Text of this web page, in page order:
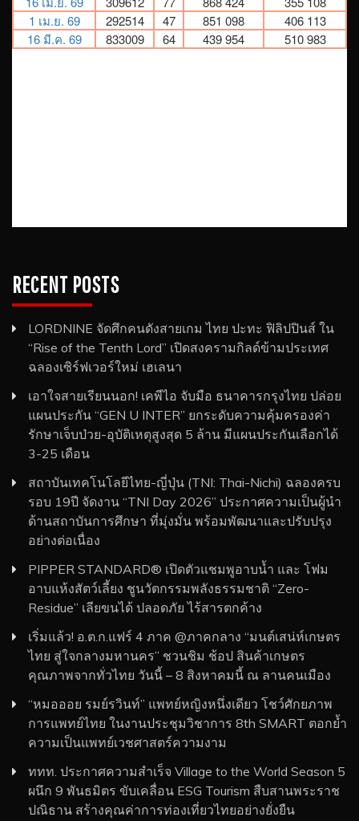
RECENT POSTS
LORDNINE จัดศึกคนดังสายเกม ไทย ปะทะ ฟิลิปปินส์ ใน
“Rise of the Tenth Lord” เปิดสงครามกิลด์ข้ามประเทศ
ฉลองเซิร์ฟเวอร์ใหม่ เฮเลนา
เอาใจสายเรียนนอก! เคพีไอ จับมือ ธนาคารกรุงไทย ปล่อย
แผนประกัน “GEN U INTER” ยกระดับความคุ้มครองค่า
รักษาเจ็บป่วย-อุบัติเหตุสูงสุด 5 ล้าน มีแผนประกันเลือกได้
3-25 เดือน
สถาบันเทคโนโลยีไทย-ญี่ปุ่น (TNI: Thai-Nichi) ฉลองครบ
รอบ 19ปี จัดงาน “TNI Day 2026” ประกาศความเป็นผู้นำ
ด้านสถาบันการศึกษา ที่มุ่งมั่น พร้อมพัฒนาและปรับปรุง
อย่างต่อเนื่อง
PIPPER STANDARD® เปิดตัวแชมพูอาบน้ำ และ โฟม
อาบแห้งสัตว์เลี้ยง ชูนวัตกรรมพลังธรรมชาติ “Zero-
Residue” เลียขนได้ ปลอดภัย ไร้สารตกค้าง
เริ่มแล้ว! อ.ต.ก.แฟร์ 4 ภาค @ภาคกลาง “มนต์เสน่ห์เกษตร
ไทย สู่ใจกลางมหานคร” ชวนชิม ช้อป สินค้าเกษตร
คุณภาพจากทั่วไทย วันนี้ – 8 สิงหาคมนี้ ณ ลานคนเมือง
“หมอออย รมย์รวินท์” แพทย์หญิงหนึ่งเดียว โชว์ศักยภาพ
การแพทย์ไทย ในงานประชุมวิชาการ 8th SMART ตอกย้ำ
ความเป็นแพทย์เวชศาสตร์ความงาม
ททท. ประกาศความสำเร็จ Village to the World Season 5
ผนึก 9 พันธมิตร ขับเคลื่อน ESG Tourism สืบสานพระราช
ปณิธาน สร้างคุณค่าการท่องเที่ยวไทยอย่างยั่งยืน